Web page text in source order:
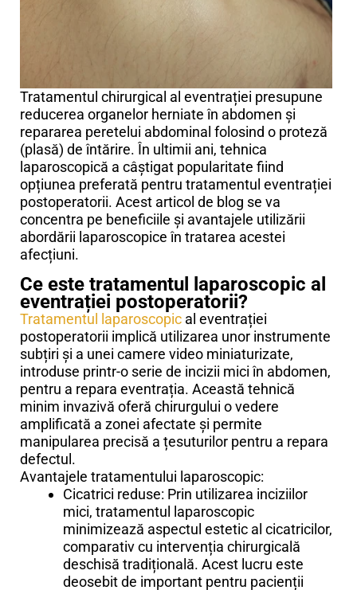
Tratamentul chirurgical al eventrației presupune
reducerea organelor herniate în abdomen și
repararea peretelui abdominal folosind o proteză
(plasă) de întărire. În ultimii ani, tehnica
laparoscopică a câștigat popularitate fiind
opțiunea preferată pentru tratamentul eventrației
postoperatorii. Acest articol de blog se va
concentra pe beneficiile și avantajele utilizării
abordării laparoscopice în tratarea acestei
afecțiuni.
Ce este tratamentul laparoscopic al
eventrației postoperatorii?
Tratamentul laparoscopic al eventrației
postoperatorii implică utilizarea unor instrumente
subțiri și a unei camere video miniaturizate,
introduse printr-o serie de incizii mici în abdomen,
pentru a repara eventrația. Această tehnică
minim invazivă oferă chirurgului o vedere
amplificată a zonei afectate și permite
manipularea precisă a țesuturilor pentru a repara
defectul.
Avantajele tratamentului laparoscopic:
Cicatrici reduse: Prin utilizarea inciziilor
mici, tratamentul laparoscopic
minimizează aspectul estetic al cicatricilor,
comparativ cu intervenția chirurgicală
deschisă tradițională. Acest lucru este
deosebit de important pentru pacienții